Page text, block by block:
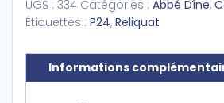
UGS : 334 Catégories : Abbé Dîne,
Étiquettes : P24, Reliquat
Informations